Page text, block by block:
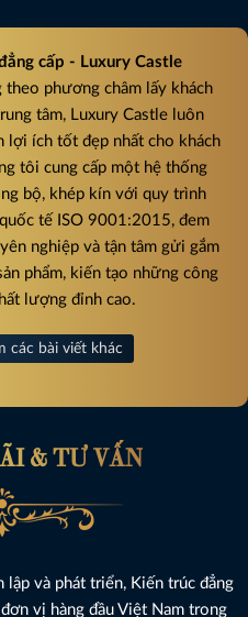
cấp - Luxury Castle
theo phương châm lấy khách
tâm, Luxury Castle luôn
lợi ích tốt đẹp nhất cho khách
tôi cung cấp một hệ thống
bộ, khép kín với quy trình
tế ISO 9001:2015, đem
nghiệp và tận tâm gửi gắm
phẩm, kiến tạo những công
lượng đỉnh cao.
các bài viết khác
& TƯ VẤN
và phát triển, Kiến trúc đẳng
vị hàng đầu Việt Nam trong